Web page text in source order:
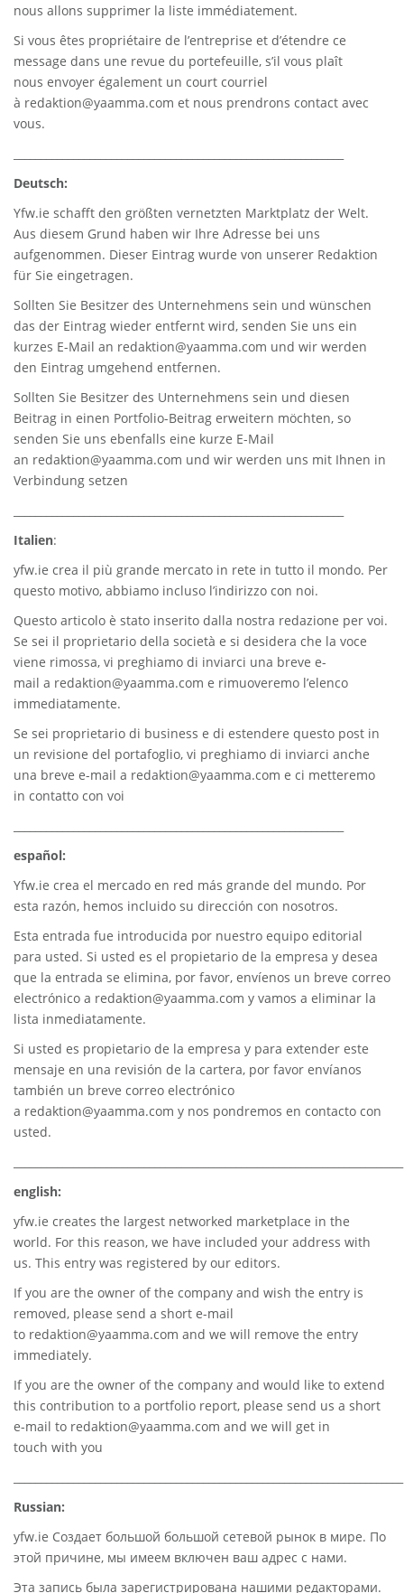
nous allons supprimer la liste immédiatement.
Si vous êtes propriétaire de l’entreprise et d’étendre ce
message dans une revue du portefeuille, s’il vous plaît
nous envoyer également un court courriel
à redaktion@yaamma.com et nous prendrons contact avec
vous.
Deutsch:
Yfw.ie schafft den größten vernetzten Marktplatz der Welt.
Aus diesem Grund haben wir Ihre Adresse bei uns
aufgenommen. Dieser Eintrag wurde von unserer Redaktion
für Sie eingetragen.
Sollten Sie Besitzer des Unternehmens sein und wünschen
das der Eintrag wieder entfernt wird, senden Sie uns ein
kurzes E-Mail an redaktion@yaamma.com und wir werden
den Eintrag umgehend entfernen.
Sollten Sie Besitzer des Unternehmens sein und diesen
Beitrag in einen Portfolio-Beitrag erweitern möchten, so
senden Sie uns ebenfalls eine kurze E-Mail
an redaktion@yaamma.com und wir werden uns mit Ihnen in
Verbindung setzen
Italien:
yfw.ie crea il più grande mercato in rete in tutto il mondo. Per
questo motivo, abbiamo incluso l’indirizzo con noi.
Questo articolo è stato inserito dalla nostra redazione per voi.
Se sei il proprietario della società e si desidera che la voce
viene rimossa, vi preghiamo di inviarci una breve e-
mail a redaktion@yaamma.com e rimuoveremo l’elenco
immediatamente.
Se sei proprietario di business e di estendere questo post in
un revisione del portafoglio, vi preghiamo di inviarci anche
una breve e-mail a redaktion@yaamma.com e ci metteremo
in contatto con voi
español:
Yfw.ie crea el mercado en red más grande del mundo. Por
esta razón, hemos incluido su dirección con nosotros.
Esta entrada fue introducida por nuestro equipo editorial
para usted. Si usted es el propietario de la empresa y desea
que la entrada se elimina, por favor, envíenos un breve correo
electrónico a redaktion@yaamma.com y vamos a eliminar la
lista inmediatamente.
Si usted es propietario de la empresa y para extender este
mensaje en una revisión de la cartera, por favor envíanos
también un breve correo electrónico
a redaktion@yaamma.com y nos pondremos en contacto con
usted.
english:
yfw.ie creates the largest networked marketplace in the
world. For this reason, we have included your address with
us. This entry was registered by our editors.
If you are the owner of the company and wish the entry is
removed, please send a short e-mail
to redaktion@yaamma.com and we will remove the entry
immediately.
If you are the owner of the company and would like to extend
this contribution to a portfolio report, please send us a short
e-mail to redaktion@yaamma.com and we will get in
touch with you
Russian:
yfw.ie Создает большой большой сетевой рынок в мире. По
этой причине, мы имеем включен ваш адрес с нами.
Эта запись была зарегистрирована нашими редакторами.